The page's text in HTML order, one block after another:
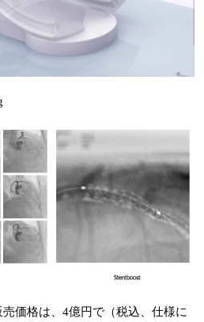
売価格は、4億円で（税込、仕様に